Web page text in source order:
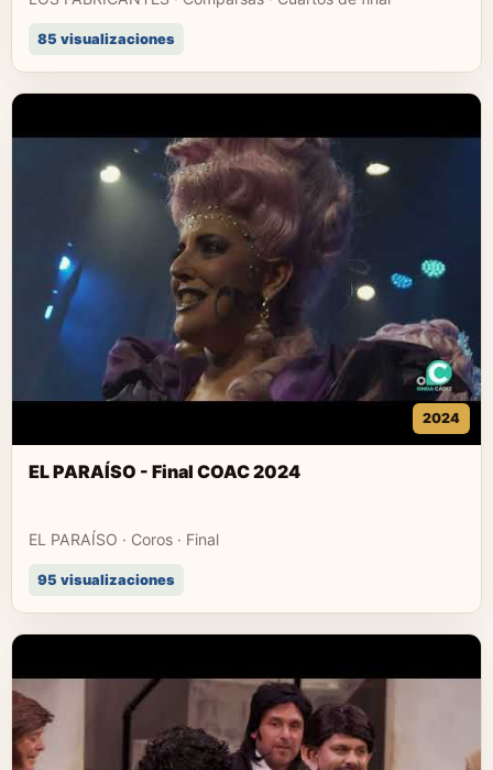
85 visualizaciones
2024
EL PARAÍSO - Final COAC 2024
EL PARAÍSO · Coros · Final
95 visualizaciones